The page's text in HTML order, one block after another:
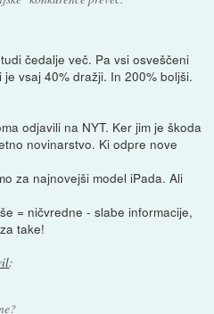
čedalje več. Pa vsi osveščeni
vsaj 40% dražji. In 200% boljši.
odjavili na NYT. Ker jim je škoda
novinarstvo. Ki odpre nove
za najnovejši model iPada. Ali
= ničvredne - slabe informacije,
take!
: